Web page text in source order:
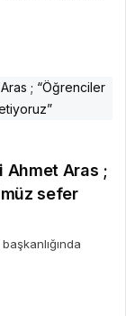
Ahmet Aras ;
sefer